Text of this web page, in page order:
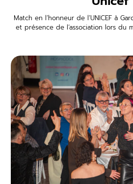
Match en l’honneur de l’UNICEF à
et présence de l’association lors du